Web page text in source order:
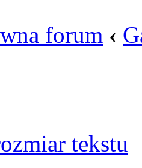
forum ‹
tekstu